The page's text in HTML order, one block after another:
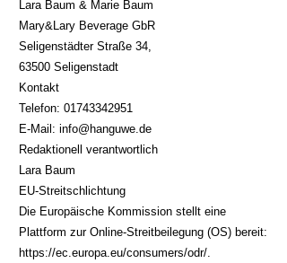
Lara Baum & Marie Baum
Mary&Lary Beverage GbR
Seligenstädter Straße 34,
63500 Seligenstadt
Kontakt
Telefon: 01743342951
E-Mail: info@hanguwe.de
Redaktionell verantwortlich
Lara Baum
EU-Streitschlichtung
Die Europäische Kommission stellt eine
Plattform zur Online-Streitbeilegung (OS) bereit:
https://ec.europa.eu/consumers/odr/.